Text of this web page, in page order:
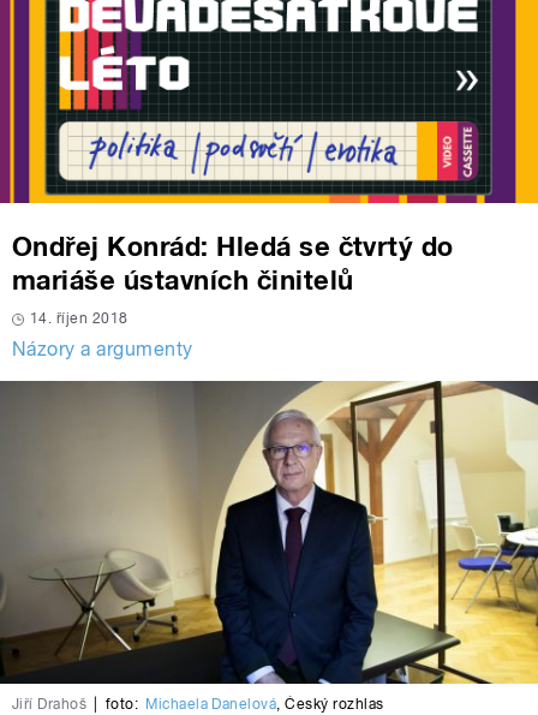
Ondřej Konrád: Hledá se čtvrtý do
mariáše ústavních činitelů
14. říjen 2018
Názory a argumenty
Jiří Drahoš foto: Michaela Danelová,Český rozhlas